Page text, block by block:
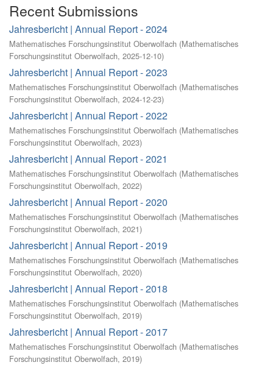
Recent Submissions
Jahresbericht | Annual Report - 2024
Mathematisches Forschungsinstitut Oberwolfach (Mathematisches
Forschungsinstitut Oberwolfach, 2025-12-10)
Jahresbericht | Annual Report - 2023
Mathematisches Forschungsinstitut Oberwolfach (Mathematisches
Forschungsinstitut Oberwolfach, 2024-12-23)
Jahresbericht | Annual Report - 2022
Mathematisches Forschungsinstitut Oberwolfach (Mathematisches
Forschungsinstitut Oberwolfach, 2023)
Jahresbericht | Annual Report - 2021
Mathematisches Forschungsinstitut Oberwolfach (Mathematisches
Forschungsinstitut Oberwolfach, 2022)
Jahresbericht | Annual Report - 2020
Mathematisches Forschungsinstitut Oberwolfach (Mathematisches
Forschungsinstitut Oberwolfach, 2021)
Jahresbericht | Annual Report - 2019
Mathematisches Forschungsinstitut Oberwolfach (Mathematisches
Forschungsinstitut Oberwolfach, 2020)
Jahresbericht | Annual Report - 2018
Mathematisches Forschungsinstitut Oberwolfach (Mathematisches
Forschungsinstitut Oberwolfach, 2019)
Jahresbericht | Annual Report - 2017
Mathematisches Forschungsinstitut Oberwolfach (Mathematisches
Forschungsinstitut Oberwolfach, 2019)